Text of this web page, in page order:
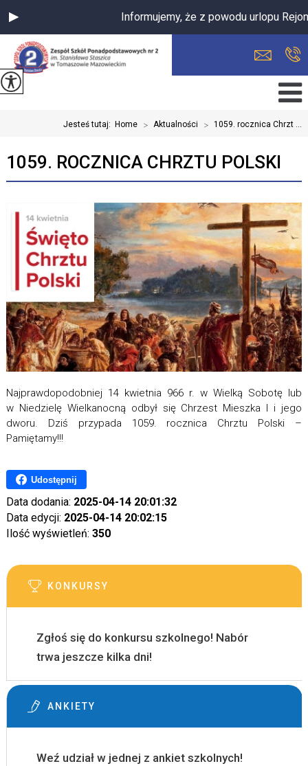
Informujemy, że z powodu urlopu
Jesteś tutaj: Home > Aktualności > 1059. rocznica Chrzt ...
1059. ROCZNICA CHRZTU POLSKI
Najprawdopodobniej 14 kwietnia 966 r. w Wielką Sobotę lub
w Niedzielę Wielkanocną odbył się Chrzest Mieszka I i jego
dworu. Dziś przypada 1059. rocznica Chrztu Polski –
Pamiętamy!!!
Udostępnij
Data dodania: 2025-04-14 20:01:32
Data edycji: 2025-04-14 20:02:15
Ilość wyświetleń: 350
KONKURSY
Zgłoś się do konkursu szkolnego! Nabór
trwa jeszcze kilka dni!
ANKIETY
Weź udział w jednej z ankiet szkolnych!